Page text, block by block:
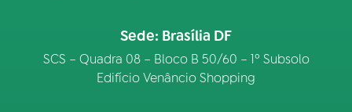
Sede: Brasília DF
SCS – Quadra 08 – Bloco B 50/60 – 1º Subsolo
Edifício Venâncio Shopping